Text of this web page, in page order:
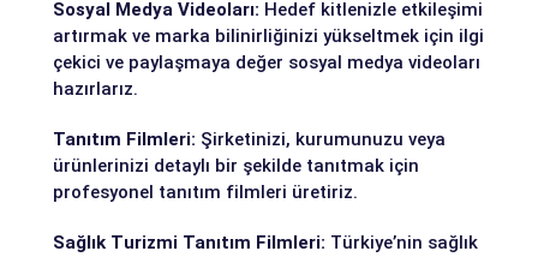
Sosyal Medya Videoları: Hedef kitlenizle etkileşimi
artırmak ve marka bilinirliğinizi yükseltmek için ilgi
çekici ve paylaşmaya değer sosyal medya videoları
hazırlarız.
Tanıtım Filmleri: Şirketinizi, kurumunuzu veya
ürünlerinizi detaylı bir şekilde tanıtmak için
profesyonel tanıtım filmleri üretiriz.
Sağlık Turizmi Tanıtım Filmleri: Türkiye’nin sağlık